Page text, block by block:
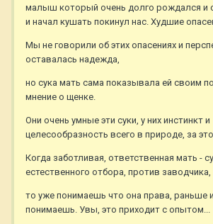
малыш который очень долго рождался и
и начал кушать покинул нас. Худшие
Мы не говорили об этих опасениях и
оставалась надежда,
но сука мать сама показывала ей своим
мнение о щенке.
Они очень умные эти суки, у них инстинкт и
целесообразность всего в природе, за
Когда заботливая, ответственная мать -
естественного отбора, против заводчика,
то уже понимаешь что она права, раньше
понимаешь. Увы, это приходит с опытом...